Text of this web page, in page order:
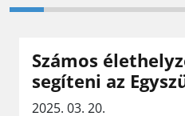
Számos
segíteni az
2025. 03. 20.